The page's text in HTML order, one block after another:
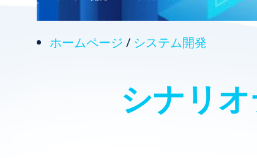
ホームページ / システム開発
シナリ